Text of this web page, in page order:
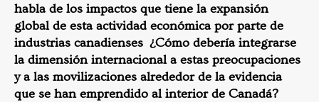
habla de los impactos que tiene la expansión
global de esta actividad económica por parte de
industrias canadienses ¿Cómo debería integrarse
la dimensión internacional a estas preocupaciones
y a las movilizaciones alrededor de la evidencia
que se han emprendido al interior de Canadá?